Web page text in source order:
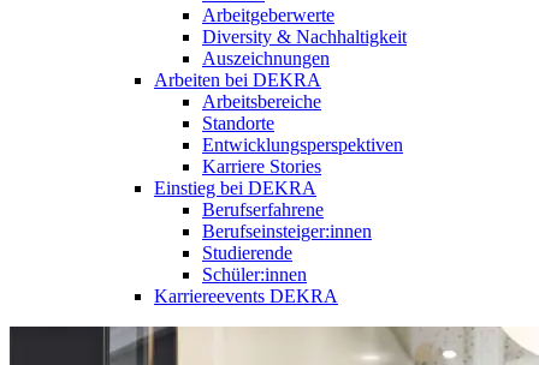
Arbeitgeberwerte
Diversity & Nachhaltigkeit
Auszeichnungen
Arbeiten bei DEKRA
Arbeitsbereiche
Standorte
Entwicklungsperspektiven
Karriere Stories
Einstieg bei DEKRA
Berufserfahrene
Berufseinsteiger:innen
Studierende
Schüler:innen
Karriereevents DEKRA